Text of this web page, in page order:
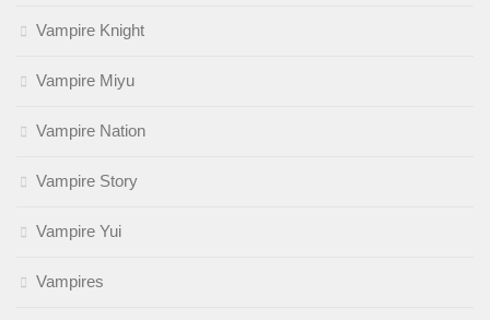
Vampire Knight
Vampire Miyu
Vampire Nation
Vampire Story
Vampire Yui
Vampires